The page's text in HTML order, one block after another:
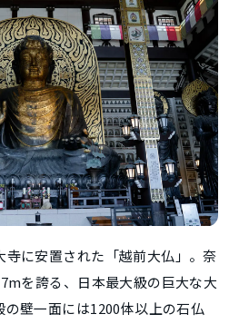
寺に安置された「越前大仏」。奈
を誇る、日本最大級の巨大な大
壁一面には1200体以上の石仏